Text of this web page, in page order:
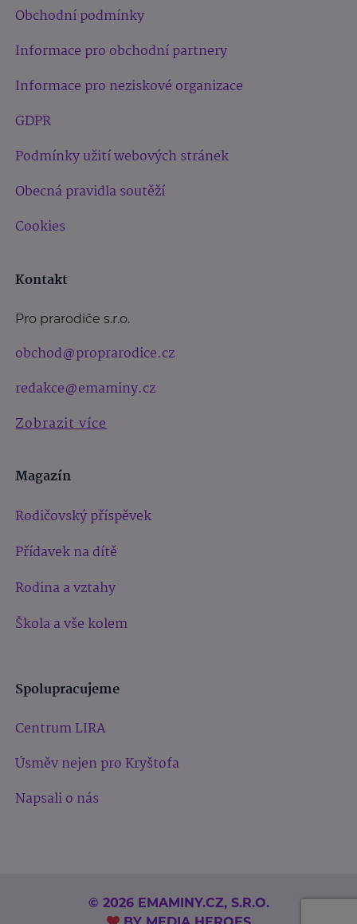
Obchodní podmínky
Informace pro obchodní partnery
Informace pro neziskové organizace
GDPR
Podmínky užití webových stránek
Obecná pravidla soutěží
Cookies
Kontakt
Pro prarodiče s.r.o.
obchod@proprarodice.cz
redakce@emaminy.cz
Zobrazit více
Magazín
Rodičovský příspěvek
Přídavek na dítě
Rodina a vztahy
Škola a vše kolem
Spolupracujeme
Centrum LIRA
Úsměv nejen pro Kryštofa
Napsali o nás
© 2026 EMAMINY.CZ, S.R.O.